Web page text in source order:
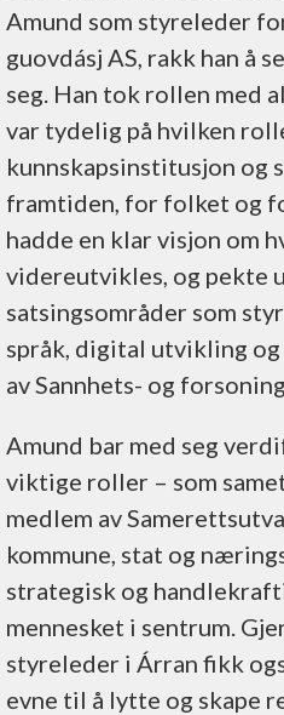
Amund som styreleder
guovdásj AS, rakk han å
seg. Han tok rollen med
var tydelig på hvilken
kunnskapsinstitusjon og
framtiden, for folket og
hadde en klar visjon om
videreutvikles, og pekte
satsingsområder som
språk, digital utvikling
av Sannhets- og
Amund bar med seg
viktige roller – som
medlem av
kommune, stat og
strategisk og
mennesket i sentrum.
styreleder i Árran fikk
evne til å lytte og skape